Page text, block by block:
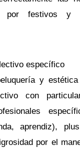
por festivos y
específico
y
con
aprendiz),
por el